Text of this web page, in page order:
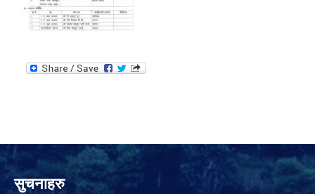
सुचनाहरु